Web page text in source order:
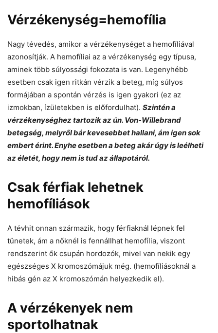
Vérzékenység=hemofília
Nagy tévedés, amikor a vérzékenységet a hemofíliával
azonosítják. A hemofíliai az a vérzékenység egy típusa,
aminek több súlyossági fokozata is van. Legenyhébb
esetben csak igen ritkán vérzik a beteg, míg súlyos
formájában a spontán vérzés is igen gyakori (ez az
izmokban, ízületekben is előfordulhat). Szintén a
vérzékenységhez tartozik az ún. Von-Willebrand
betegség, melyről bár kevesebbet hallani, ám igen sok
embert érint. Enyhe esetben a beteg akár úgy is leélheti
az életét, hogy nem is tud az állapotáról.
Csak férfiak lehetnek
hemofíliások
A tévhit onnan származik, hogy férfiaknál lépnek fel
tünetek, ám a nőknél is fennállhat hemofília, viszont
rendszerint ők csupán hordozók, mivel van nekik egy
egészséges X kromoszómájuk még. (hemofíliásoknál a
hibás gén az X kromoszómán helyezkedik el).
A vérzékenyek nem
sportolhatnak